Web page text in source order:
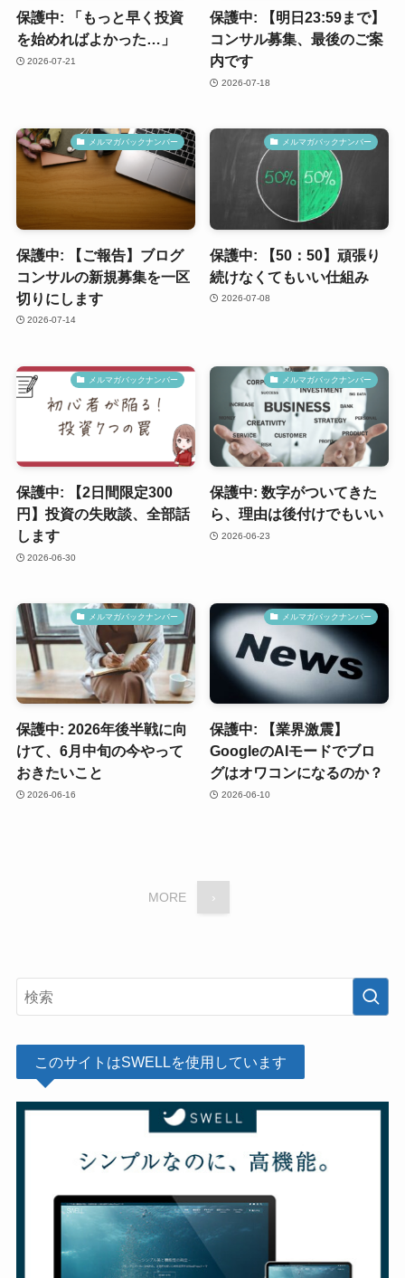
保護中: 「もっと早く投資
を始めればよかった…」
2026-07-21
保護中: 【明日23:59まで】
コンサル募集、最後のご案
内です
2026-07-18
メルマガバックナンバー
保護中: 【ご報告】ブログ
コンサルの新規募集を一区
切りにします
2026-07-14
メルマガバックナンバー
保護中: 【50：50】頑張り
続けなくてもいい仕組み
2026-07-08
メルマガバックナンバー
保護中: 【2日間限定300
円】投資の失敗談、全部話
します
2026-06-30
メルマガバックナンバー
保護中: 数字がついてきた
ら、理由は後付けでもいい
2026-06-23
メルマガバックナンバー
保護中: 2026年後半戦に向
けて、6月中旬の今やって
おきたいこと
2026-06-16
メルマガバックナンバー
保護中: 【業界激震】
GoogleのAIモードでブロ
グはオワコンになるのか？
2026-06-10
MORE ›
このサイトはSWELLを使用しています